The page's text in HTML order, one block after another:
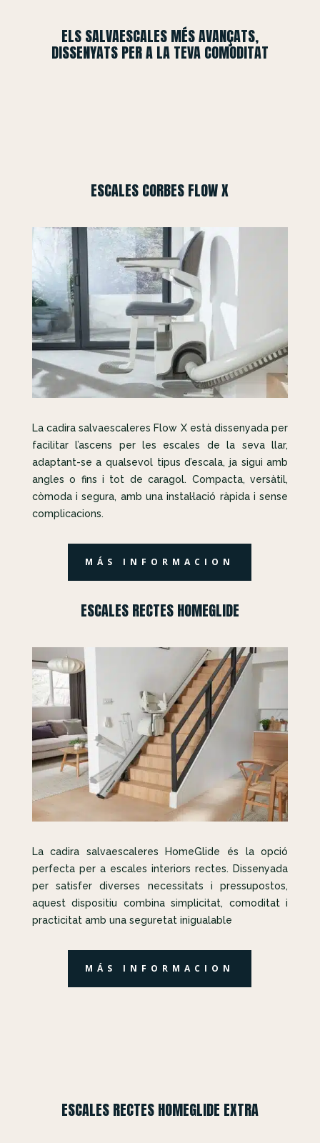
ELS SALVAESCALES MÉS AVANÇATS,
DISSENYATS PER A LA TEVA COMODITAT
ESCALES CORBES FLOW X
La cadira salvaescaleres Flow X està dissenyada per
facilitar l’ascens per les escales de la seva llar,
adaptant-se a qualsevol tipus d’escala, ja sigui amb
angles o fins i tot de caragol. Compacta, versàtil,
còmoda i segura, amb una instal·lació ràpida i sense
complicacions.
MÁS INFORMACION
ESCALES RECTES HOMEGLIDE
La cadira salvaescaleres HomeGlide és la opció
perfecta per a escales interiors rectes. Dissenyada
per satisfer diverses necessitats i pressupostos,
aquest dispositiu combina simplicitat, comoditat i
practicitat amb una seguretat inigualable
MÁS INFORMACION
ESCALES RECTES HOMEGLIDE EXTRA